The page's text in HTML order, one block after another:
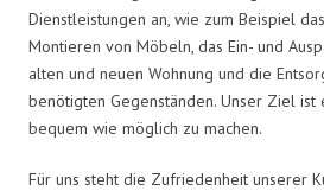
Dienstleistungen an, wie zum Beispiel
Montieren von Möbeln, das Ein- und
alten und neuen Wohnung und die
benötigten Gegenständen. Unser Ziel ist
bequem wie möglich zu machen.
Für uns steht die Zufriedenheit unserer